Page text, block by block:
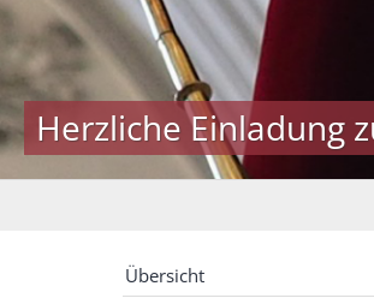
Herzliche Einladung
Übersicht